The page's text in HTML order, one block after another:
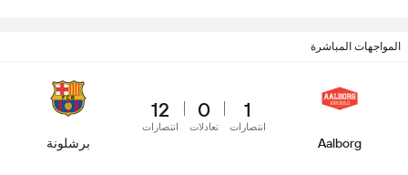
المواجهات المباشرة
Aalborg
1
انتصارات
0
تعادلات
12
انتصارات
برشلونة